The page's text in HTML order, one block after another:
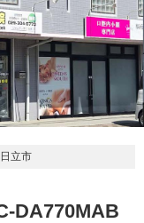
立市
DA770MAB